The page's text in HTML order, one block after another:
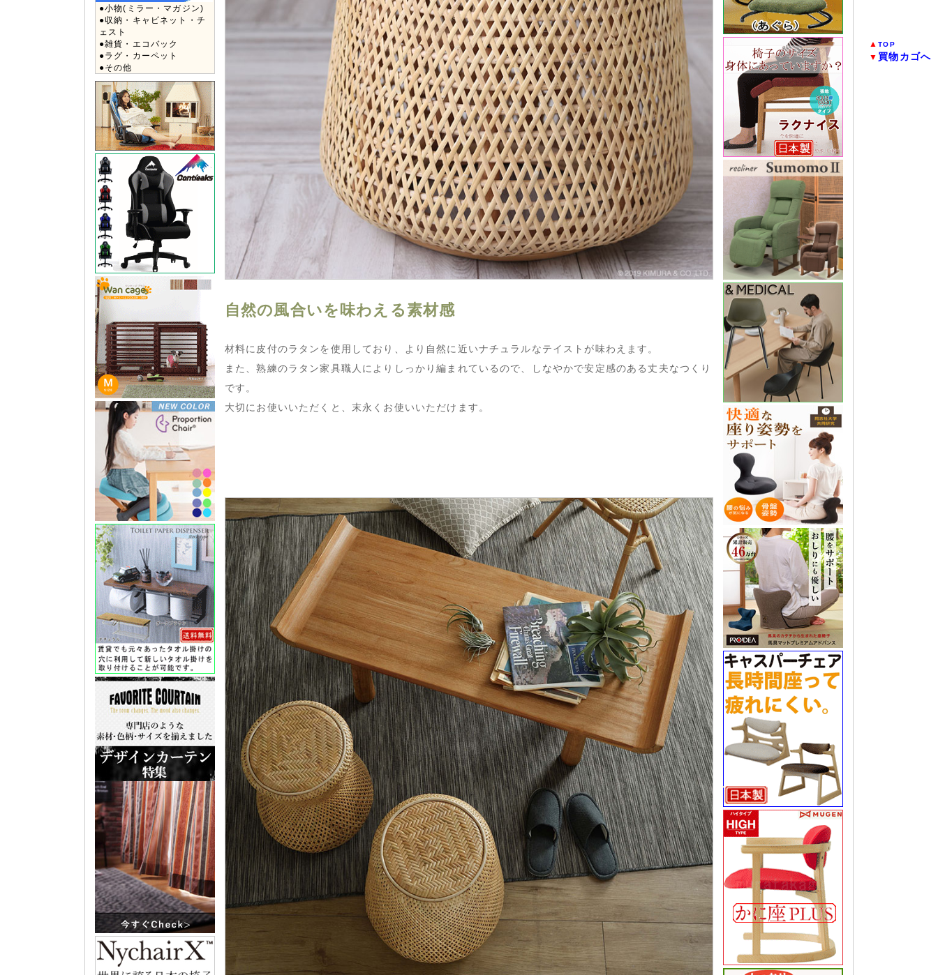
●小物(ミラー・マガジン)
●収納・キャビネット・チ
ェスト
●雑貨・エコバック
●ラグ・カーペット
●その他
自然の風合いを味わえる素材感
材料に皮付のラタンを使用しており、より自然に近いナチュラルなテイストが味わえます。
また、熟練のラタン家具職人によりしっかり編まれているので、しなやかで安定感のある丈夫なつくり
です。
大切にお使いいただくと、末永くお使いいただけます。
▲TOP
▼ 買物カゴへ